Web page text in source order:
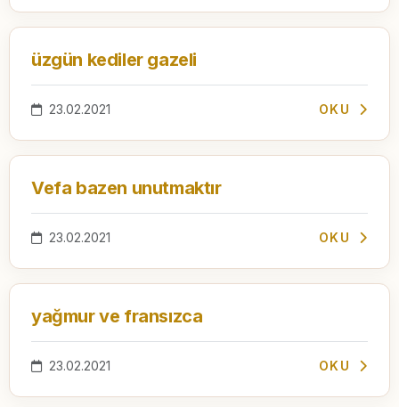
üzgün kediler gazeli
23.02.2021 OKU
Vefa bazen unutmaktır
23.02.2021 OKU
yağmur ve fransızca
23.02.2021 OKU